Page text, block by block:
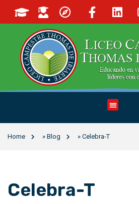
Home » Blog » Celebra-T
Celebra-T